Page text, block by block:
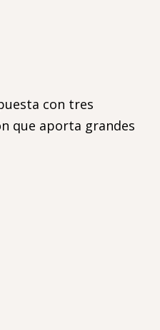
con tres
que aporta grandes